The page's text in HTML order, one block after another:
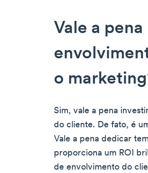
Vale a
o
Sim, vale a pena
do cliente. De fato, é
Vale a pena dedicar
proporciona um ROI
de envolvimento do